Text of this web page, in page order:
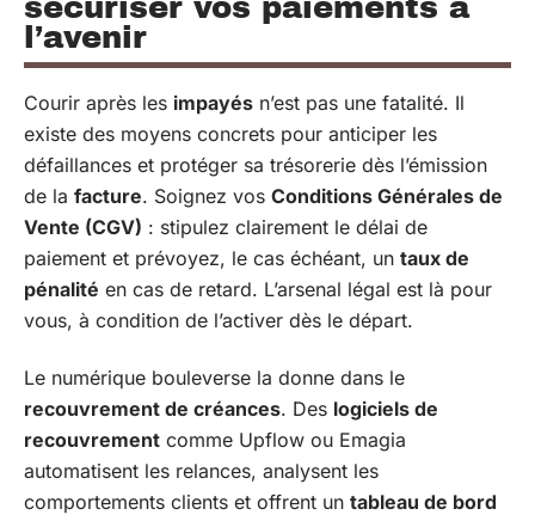
l’avenir
Courir après les impayés n’est pas une fatalité. Il
existe des moyens concrets pour anticiper les
défaillances et protéger sa trésorerie dès l’émission
de la facture. Soignez vos Conditions Générales de
Vente (CGV) : stipulez clairement le délai de
paiement et prévoyez, le cas échéant, un taux de
pénalité en cas de retard. L’arsenal légal est là pour
vous, à condition de l’activer dès le départ.
Le numérique bouleverse la donne dans le
recouvrement de créances. Des logiciels de
recouvrement comme Upflow ou Emagia
automatisent les relances, analysent les
comportements clients et offrent un tableau de bord